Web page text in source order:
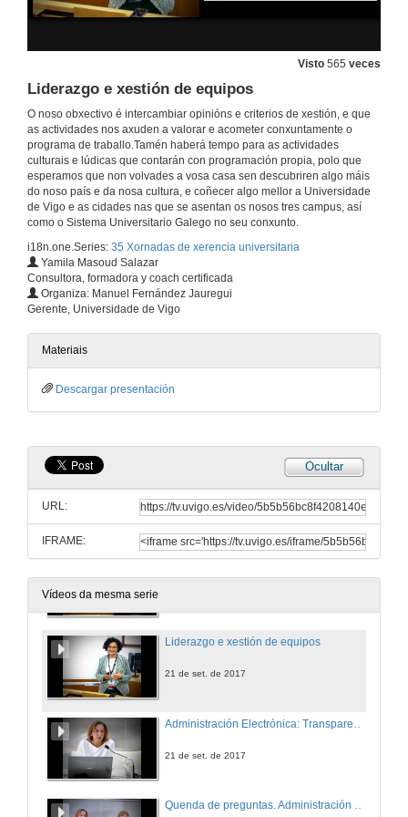
Visto 565 veces
Liderazgo e xestión de equipos
O noso obxectivo é intercambiar opinións e criterios de xestión, e que
as actividades nos axuden a valorar e acometer conxuntamente o
programa de traballo.Tamén haberá tempo para as actividades
culturais e lúdicas que contarán con programación propia, polo que
esperamos que non volvades a vosa casa sen descubriren algo máis
do noso país e da nosa cultura, e coñecer algo mellor a Universidade
de Vigo e as cidades nas que se asentan os nosos tres campus, así
como o Sistema Universitario Galego no seu conxunto.
i18n.one.Series: 35 Xornadas de xerencia universitaria
Yamila Masoud Salazar
Consultora, formadora y coach certificada
Organiza: Manuel Fernández Jauregui
Gerente, Universidade de Vigo
Materiais
Descargar presentación
Ocultar
URL:
IFRAME:
Vídeos da mesma serie
21 de set. de 2017
Dirección de persoas en administracións públicas
Goberno aberto e transparencia
Quenda de preguntas. Técnicas de negociación no ámbito público
21 de set. de 2017
Conclusións. Técnicas de negociación no ámbito público
Liderazgo e xestión de equipos
21 de set. de 2017
21 de set. de 2017
Quenda de preguntas. Administración Electrónica: Transparencia e seguridade